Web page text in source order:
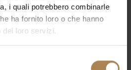
i quali potrebbero combinarle
ha fornito loro o che hanno
dei loro servizi.